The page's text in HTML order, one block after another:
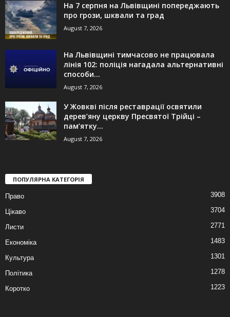
На 7 серпня на Львівщині попереджають
про грози, шквали та град
August 7, 2026
На Львівщині тимчасово не працювала
лінія 102: поліція нагадала альтернативні
способи...
August 7, 2026
У Жовкві після реставрації освятили
дерев’яну церкву Пресвятої Трійці –
пам’ятку...
August 7, 2026
ПОПУЛЯРНА КАТЕГОРІЯ
Право 3908
Цікаво 3704
Листи 2771
Економіка 1483
Культура 1301
Політика 1278
Коротко 1223